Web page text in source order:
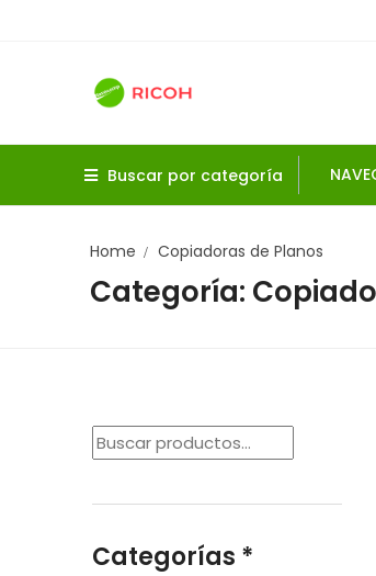
Buscar por categoría
Home Copiadoras de Planos
Categoría:
Categorías *